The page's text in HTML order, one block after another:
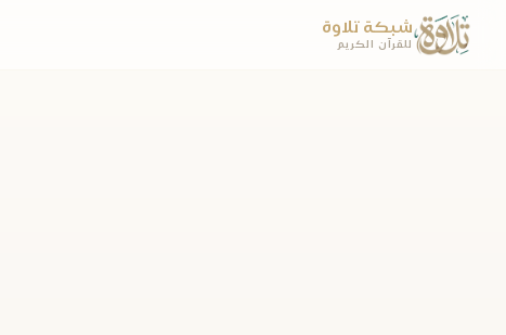
شبكة تلاوة
للقرآن الكريم